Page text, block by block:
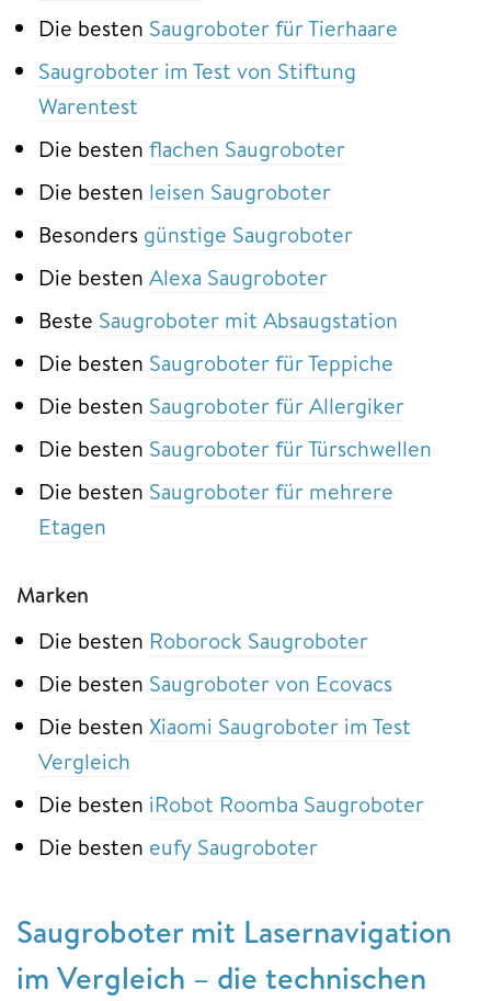
Die besten Saugroboter für Tierhaare
Saugroboter im Test von Stiftung
Warentest
Die besten flachen Saugroboter
Die besten leisen Saugroboter
Besonders günstige Saugroboter
Die besten Alexa Saugroboter
Beste Saugroboter mit Absaugstation
Die besten Saugroboter für Teppiche
Die besten Saugroboter für Allergiker
Die besten Saugroboter für Türschwellen
Die besten Saugroboter für mehrere
Etagen
Marken
Die besten Roborock Saugroboter
Die besten Saugroboter von Ecovacs
Die besten Xiaomi Saugroboter im Test
Vergleich
Die besten iRobot Roomba Saugroboter
Die besten eufy Saugroboter
Saugroboter mit Lasernavigation
im Vergleich – die technischen